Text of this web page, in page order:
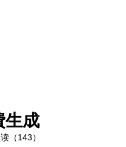
生成
（143）